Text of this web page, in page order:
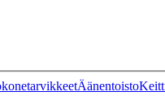
Äänentoisto